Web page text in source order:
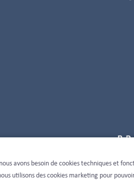
avons besoin de cookies techniques et
utilisons des cookies marketing pour